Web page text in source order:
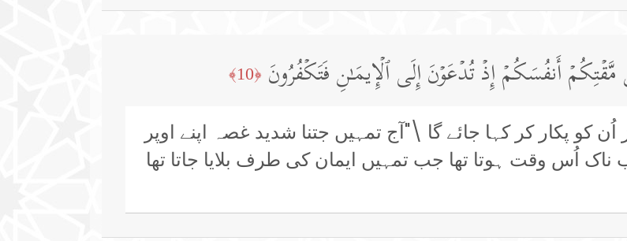
مَّقۡتِكُمۡ أَنفُسَكُمۡ إِذۡ تُدۡعَوۡنَ إِلَى ٱلۡإِیمَـٰنِ فَتَكۡفُرُونَ ﴿10﴾
کو پکار کر کہا جائے گا \"آج تمہیں جتنا شدید غصہ اپنے اوپر
اُس وقت ہوتا تھا جب تمہیں ایمان کی طرف بلایا جاتا تھا